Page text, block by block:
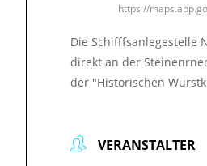
https://
Die Schifffsanlegestelle
direkt an der
der "Historischen
VERANSTALTER